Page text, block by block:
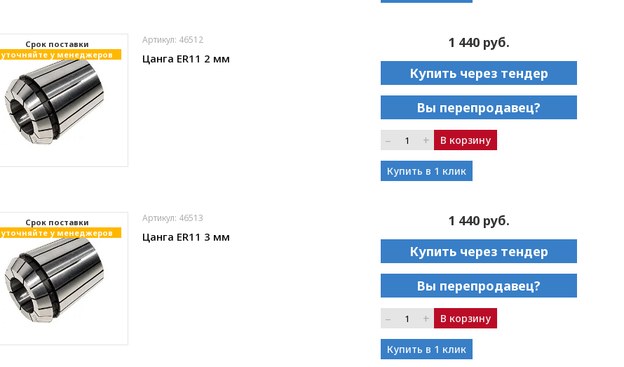
Cрок поставки
уточняйте у менеджеров
Артикул: 46512
Цанга ER11 2 мм
1 440 руб.
Купить через тендер
Вы перепродавец?
– + В корзину
Купить в 1 клик
Cрок поставки
уточняйте у менеджеров
Артикул: 46513
Цанга ER11 3 мм
1 440 руб.
Купить через тендер
Вы перепродавец?
– + В корзину
Купить в 1 клик